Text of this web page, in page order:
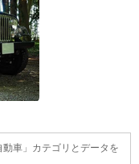
動車」カテゴリとデータを